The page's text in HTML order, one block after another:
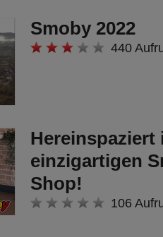
dient der
noch als
unter dem
sich ein Sitz, in
gesetzt
Smoby 2022
440
Hereinspaziert
einzigartigen
Shop!
106